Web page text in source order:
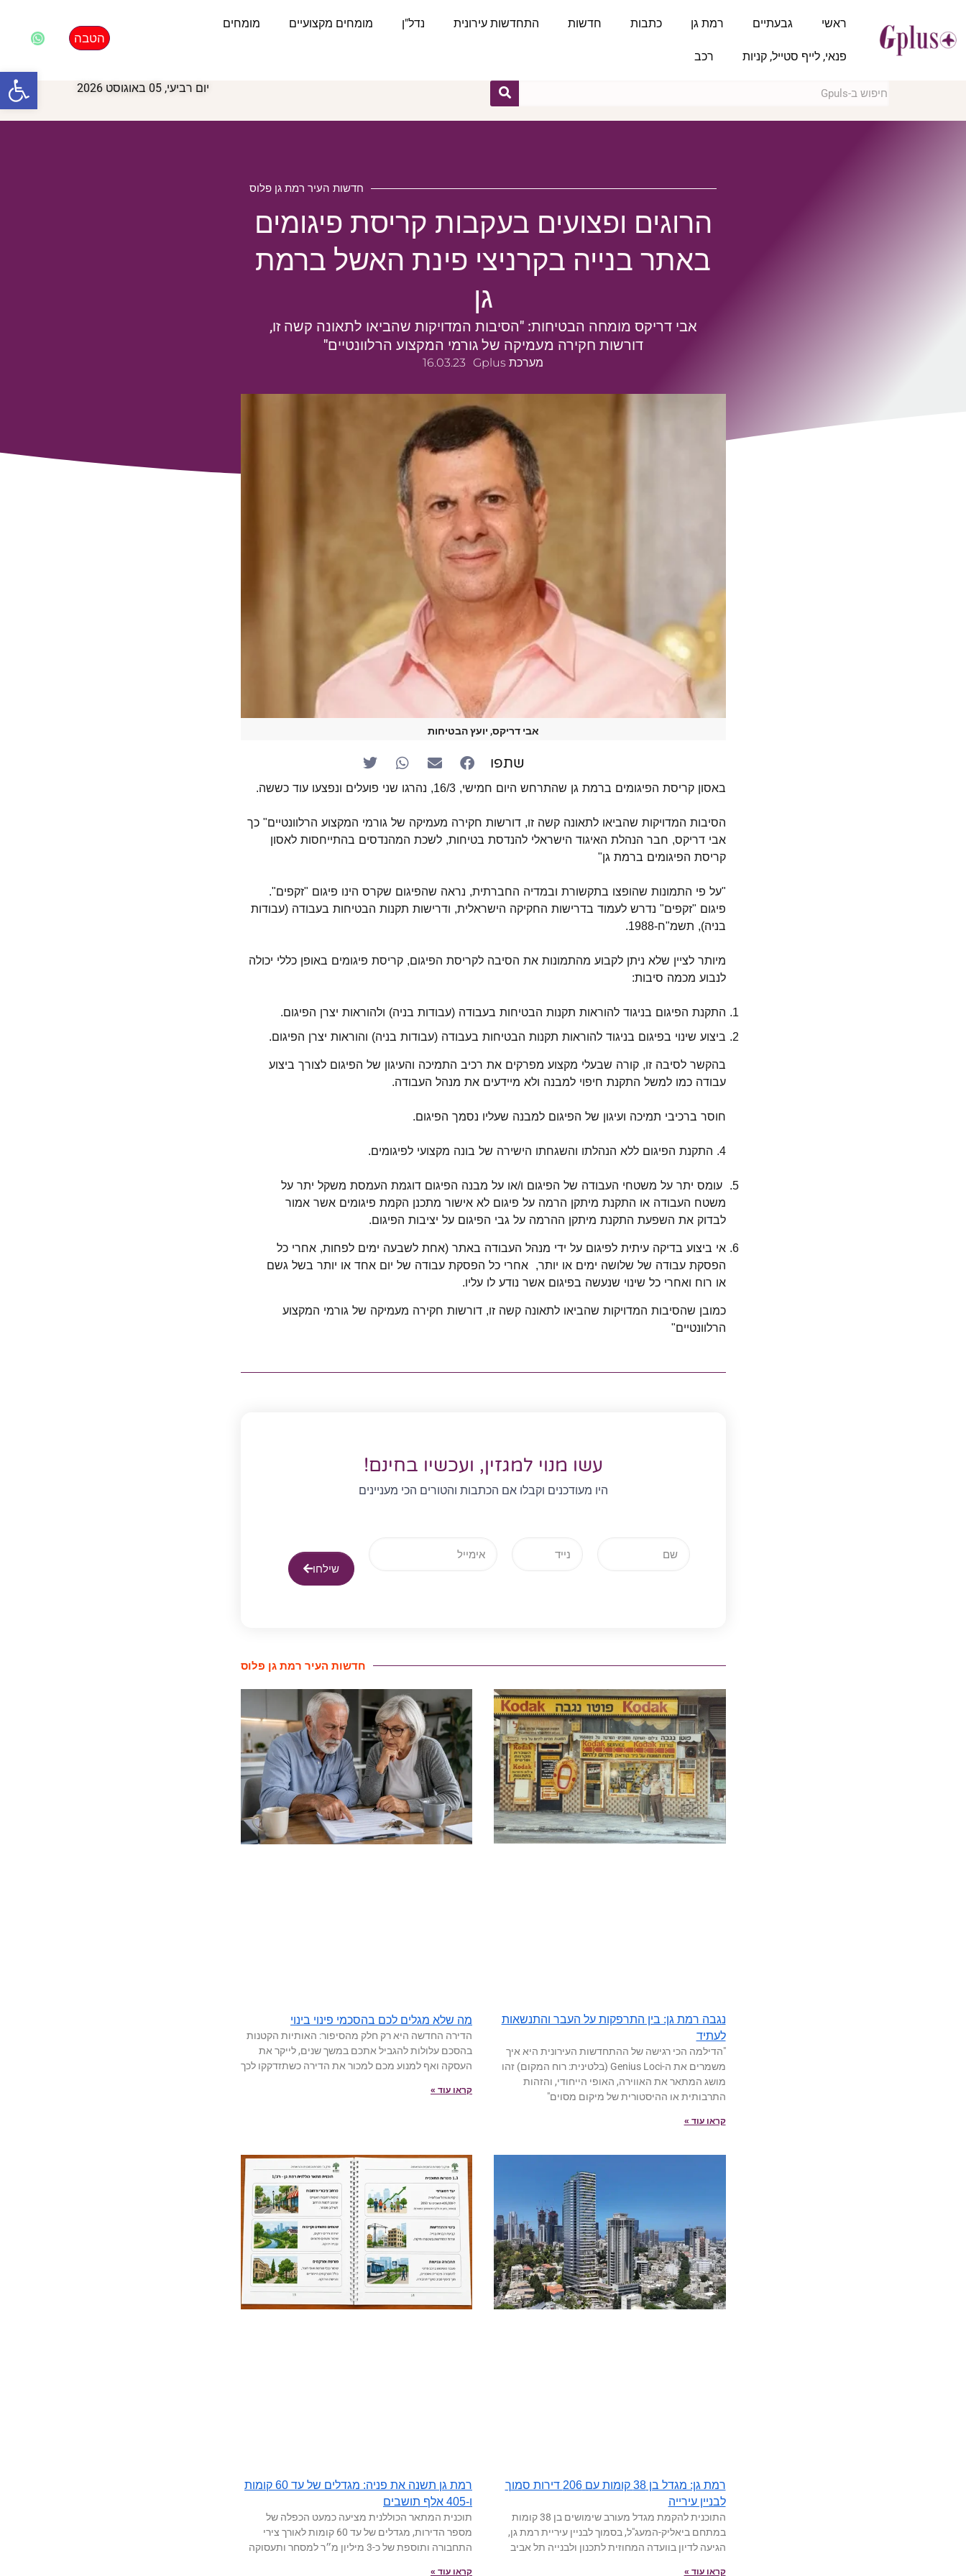
ראשי גבעתיים רמת גן כתבות חדשות התחדשות עירונית נדל"ן מומחים מקצועיים מומחים
פנאי, לייף סטייל, קניות רכב
הטבה
יום רביעי, 05 באוגוסט 2026
חדשות העיר רמת גן פלוס
הרוגים ופצועים בעקבות קריסת פיגומים
באתר בנייה בקרניצי פינת האשל ברמת
גן
אבי דריקס מומחה הבטיחות: "הסיבות המדויקות שהביאו לתאונה קשה זו,
דורשות חקירה מעמיקה של גורמי המקצוע הרלוונטיים"
מערכת Gplus 16.03.23
אבי דריקס, יועץ הבטיחות
שתפו
באסון קריסת הפיגומים ברמת גן שהתרחש היום חמישי, 16/3, נהרגו שני פועלים ונפצעו עוד כששה.
הסיבות המדויקות שהביאו לתאונה קשה זו, דורשות חקירה מעמיקה של גורמי המקצוע הרלוונטיים" כך
אבי דריקס, חבר הנהלת האיגוד הישראלי להנדסת בטיחות, לשכת המהנדסים בהתייחסות לאסון
קריסת הפיגומים ברמת גן"
"על פי התמונות שהופצו בתקשורת ובמדיה החברתית, נראה שהפיגום שקרס הינו פיגום "זקפים".
פיגום "זקפים" נדרש לעמוד בדרישות החקיקה הישראלית, ודרישות תקנות הבטיחות בעבודה (עבודות
בניה), תשמ"ח-1988.
מיותר לציין שלא ניתן לקבוע מהתמונות את הסיבה לקריסת הפיגום, קריסת פיגומים באופן כללי יכולה
לנבוע מכמה סיבות:
התקנת הפיגום בניגוד להוראות תקנות הבטיחות בעבודה (עבודות בניה) ולהוראות יצרן הפיגום.
ביצוע שינוי בפיגום בניגוד להוראות תקנות הבטיחות בעבודה (עבודות בניה) והוראות יצרן הפיגום.
בהקשר לסיבה זו, קורה שבעלי מקצוע מפרקים את רכיב התמיכה והעיגון של הפיגום לצורך ביצוע
עבודה כמו למשל התקנת חיפוי למבנה ולא מיידעים את מנהל העבודה.
חוסר ברכיבי תמיכה ועיגון של הפיגום למבנה שעליו נסמך הפיגום.
4. התקנת הפיגום ללא הנהלתו והשגחתו הישירה של בונה מקצועי לפיגומים.
עומס יתר על משטחי העבודה של הפיגום ו/או על מבנה הפיגום דוגמת העמסת משקל יתר על
משטח העבודה או התקנת מיתקן הרמה על פיגום לא אישור מתכנן הקמת פיגומים אשר אמור
לבדוק את השפעת התקנת מיתקן ההרמה על גבי הפיגום על יציבות הפיגום.
אי ביצוע בדיקה עיתית לפיגום על ידי מנהל העבודה באתר (אחת לשבעה ימים לפחות, אחרי כל
הפסקת עבודה של שלושה ימים או יותר, אחרי כל הפסקת עבודה של יום אחד או יותר בשל גשם
או רוח ואחרי כל שינוי שנעשה בפיגום אשר נודע לו עליו.
כמובן שהסיבות המדויקות שהביאו לתאונה קשה זו, דורשות חקירה מעמיקה של גורמי המקצוע
הרלוונטיים"
עשו מנוי למגזין, ועכשיו בחינם!
היו מעודכנים וקבלו אם הכתבות והטורים הכי מעניינים
שילחו
חדשות העיר רמת גן פלוס
נגבה רמת גן: בין התרפקות על העבר והתנשאות
לעתיד
"הדילמה הכי רגישה של ההתחדשות העירונית היא איך
משמרים את ה-Genius Loci (בלטינית: רוח המקום) זהו
מושג המתאר את האווירה, האופי הייחודי, והזהות
התרבותית או ההיסטורית של מיקום מסוים"
קראו עוד »
מה שלא מגלים לכם בהסכמי פינוי בינוי
הדירה החדשה היא רק חלק מהסיפור: האותיות הקטנות
בהסכם עלולות להגביל אתכם במשך שנים, לייקר את
העסקה ואף למנוע מכם למכור את הדירה כשתזדקקו לכך
קראו עוד »
רמת גן: מגדל בן 38 קומות עם 206 דירות סמוך
לבניין עירייה
התוכנית להקמת מגדל מעורב שימושים בן 38 קומות
במתחם ביאליק-המעג"ל, בסמוך לבניין עיריית רמת גן,
הגיעה לדיון בוועדה המחוזית לתכנון ולבנייה תל אביב
קראו עוד »
רמת גן תשנה את פניה: מגדלים של עד 60 קומות
ו-405 אלף תושבים
תוכנית המתאר הכוללנית מציעה כמעט הכפלה של
מספר הדירות, מגדלים של עד 60 קומות לאורך צירי
התחבורה ותוספת של כ-3 מיליון מ״ר למסחר ותעסוקה
קראו עוד »
פתח